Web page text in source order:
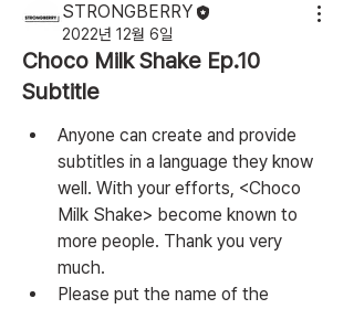
STRONGBERRY
2022년 12월 6일
Choco Milk Shake Ep.10
Subtitle
Anyone can create and provide
subtitles in a language they know
well. With your efforts, <Choco
Milk Shake> become known to
more people. Thank you very
much.
Please put the name of the